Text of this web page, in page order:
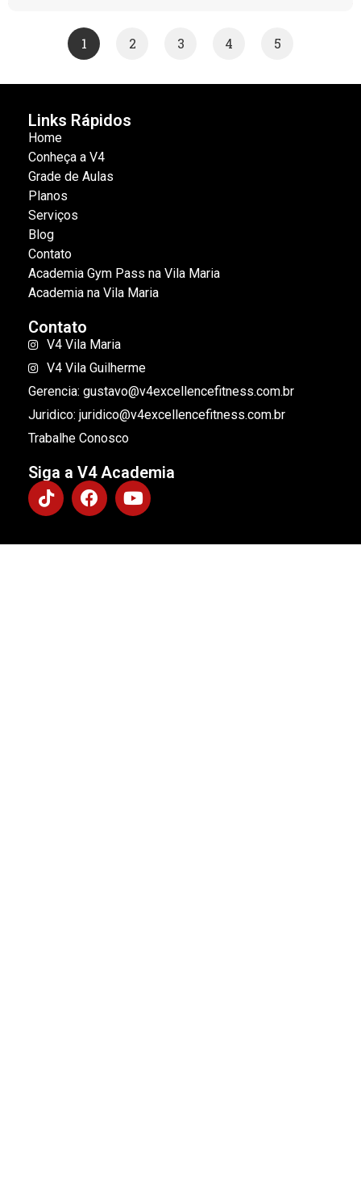
1 2 3 4 5
Links Rápidos
Home
Conheça a V4
Grade de Aulas
Planos
Serviços
Blog
Contato
Academia Gym Pass na Vila Maria
Academia na Vila Maria
Contato
V4 Vila Maria
V4 Vila Guilherme
Gerencia: gustavo@v4excellencefitness.com.br
Juridico: juridico@v4excellencefitness.com.br
Trabalhe Conosco
Siga a V4 Academia